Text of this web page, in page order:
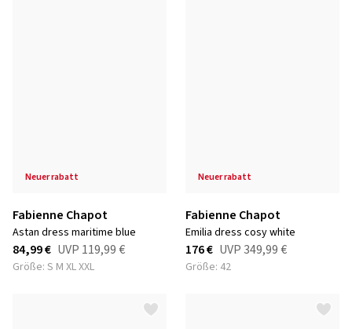
neuer rabatt
Fabienne Chapot
astan dress maritime blue
84,99 € UVP 119,99 €
Größe: S M XL XXL
neuer rabatt
Fabienne Chapot
emilia dress cosy white
176 € UVP349,99 €
Größe: 42